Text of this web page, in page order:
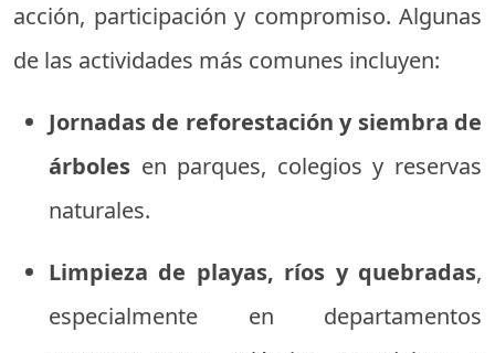
acción, participación y compromiso. Algunas
de las actividades más comunes incluyen:
Jornadas de reforestación y siembra de
árboles en parques, colegios y reservas
naturales.
Limpieza de playas, ríos y quebradas,
especialmente en departamentos